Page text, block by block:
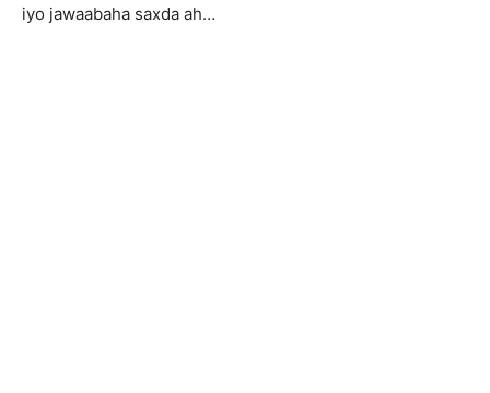
iyo jawaabaha saxda ah…